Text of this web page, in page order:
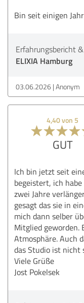
Bin seit einigen
Erfahrungsbericht
ELIXIA Hamburg
03.06.2026 Anonym
4,40 von 5
GUT
Ich bin jetzt seit
begeistert, ich
zwei Jahre
gesagt das sie in
mich dann selber
Mitglied geworden.
Atmosphäre. Auch
das Studio ist
Viele Grüße
Jost Pokelsek